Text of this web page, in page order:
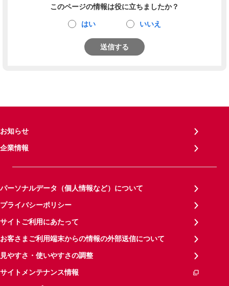
このページの情報は役に立ちましたか？
はい いいえ
送信する
お知らせ
企業情報
パーソナルデータ（個人情報など）について
プライバシーポリシー
サイトご利用にあたって
お客さまご利用端末からの情報の外部送信について
見やすさ・使いやすさの調整
サイトメンテナンス情報